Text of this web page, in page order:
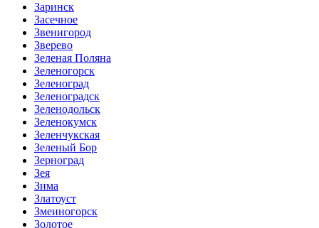
Заринск
Засечное
Звенигород
Зверево
Зеленая Поляна
Зеленогорск
Зеленоград
Зеленоградск
Зеленодольск
Зеленокумск
Зеленчукская
Зеленый Бор
Зерноград
Зея
Зима
Златоуст
Змеиногорск
Золотое